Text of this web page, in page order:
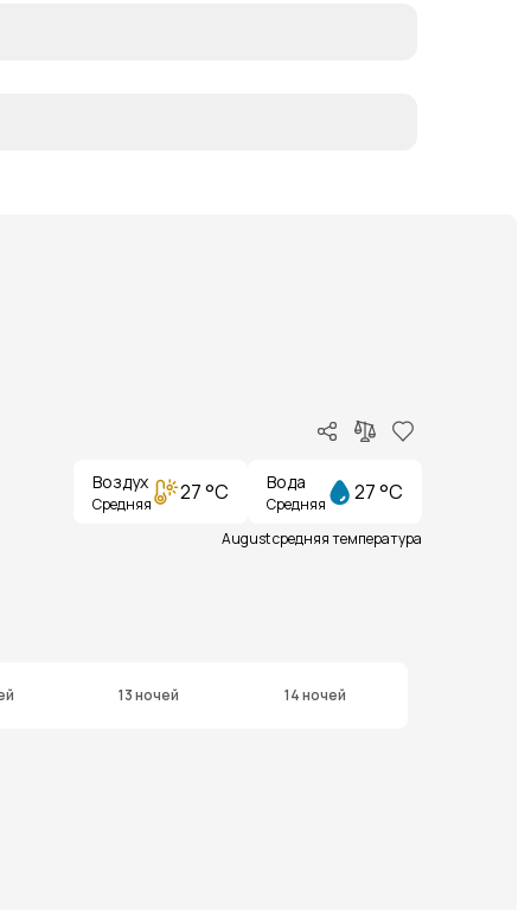
Воздух
Средняя 27 °C Вода
Средняя 27 °C
August средняя температура
13 ночей 14 ночей